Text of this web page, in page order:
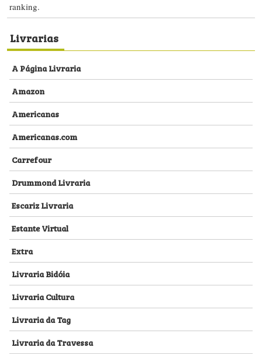
ranking.
Livrarias
A Página Livraria
Amazon
Americanas
Americanas.com
Carrefour
Drummond Livraria
Escariz Livraria
Estante Virtual
Extra
Livraria Bidóia
Livraria Cultura
Livraria da Tag
Livraria da Travessa